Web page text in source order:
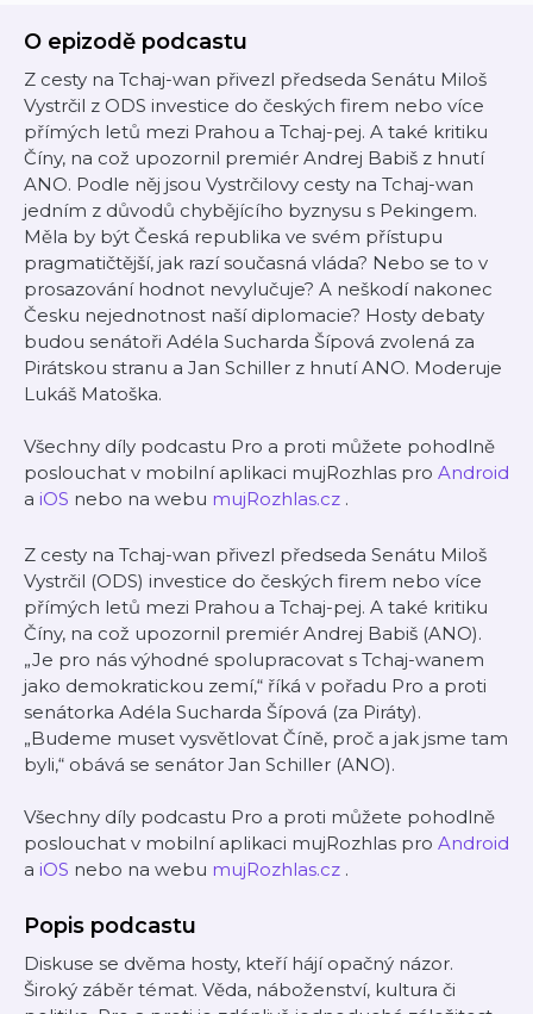
O epizodě podcastu
Z cesty na Tchaj-wan přivezl předseda Senátu Miloš
Vystrčil z ODS investice do českých firem nebo více
přímých letů mezi Prahou a Tchaj-pej. A také kritiku
Číny, na což upozornil premiér Andrej Babiš z hnutí
ANO. Podle něj jsou Vystrčilovy cesty na Tchaj-wan
jedním z důvodů chybějícího byznysu s Pekingem.
Měla by být Česká republika ve svém přístupu
pragmatičtější, jak razí současná vláda? Nebo se to v
prosazování hodnot nevylučuje? A neškodí nakonec
Česku nejednotnost naší diplomacie? Hosty debaty
budou senátoři Adéla Sucharda Šípová zvolená za
Pirátskou stranu a Jan Schiller z hnutí ANO. Moderuje
Lukáš Matoška.
Všechny díly podcastu Pro a proti můžete pohodlně
poslouchat v mobilní aplikaci mujRozhlas pro Android
a iOS nebo na webu mujRozhlas.cz .
Z cesty na Tchaj-wan přivezl předseda Senátu Miloš
Vystrčil (ODS) investice do českých firem nebo více
přímých letů mezi Prahou a Tchaj-pej. A také kritiku
Číny, na což upozornil premiér Andrej Babiš (ANO).
„Je pro nás výhodné spolupracovat s Tchaj-wanem
jako demokratickou zemí,“ říká v pořadu Pro a proti
senátorka Adéla Sucharda Šípová (za Piráty).
„Budeme muset vysvětlovat Číně, proč a jak jsme tam
byli,“ obává se senátor Jan Schiller (ANO).
Všechny díly podcastu Pro a proti můžete pohodlně
poslouchat v mobilní aplikaci mujRozhlas pro Android
a iOS nebo na webu mujRozhlas.cz .
Popis podcastu
Diskuse se dvěma hosty, kteří hájí opačný názor.
Široký záběr témat. Věda, náboženství, kultura či